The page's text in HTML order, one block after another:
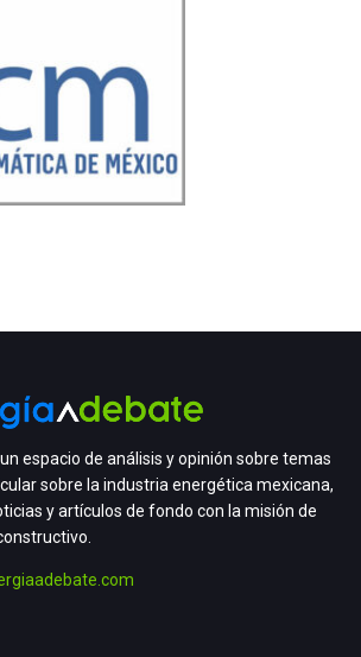
espacio de análisis y opinión sobre temas
sobre la industria energética mexicana,
y artículos de fondo con la misión de